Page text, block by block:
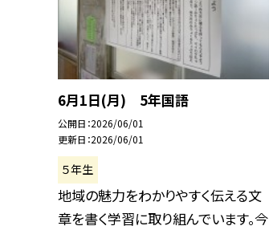
6月1日(月) 5年国語
公開日 2026/06/01
更新日 2026/06/01
５年生
地域の魅力をわかりやすく伝える文
章を書く学習に取り組んでいます。今